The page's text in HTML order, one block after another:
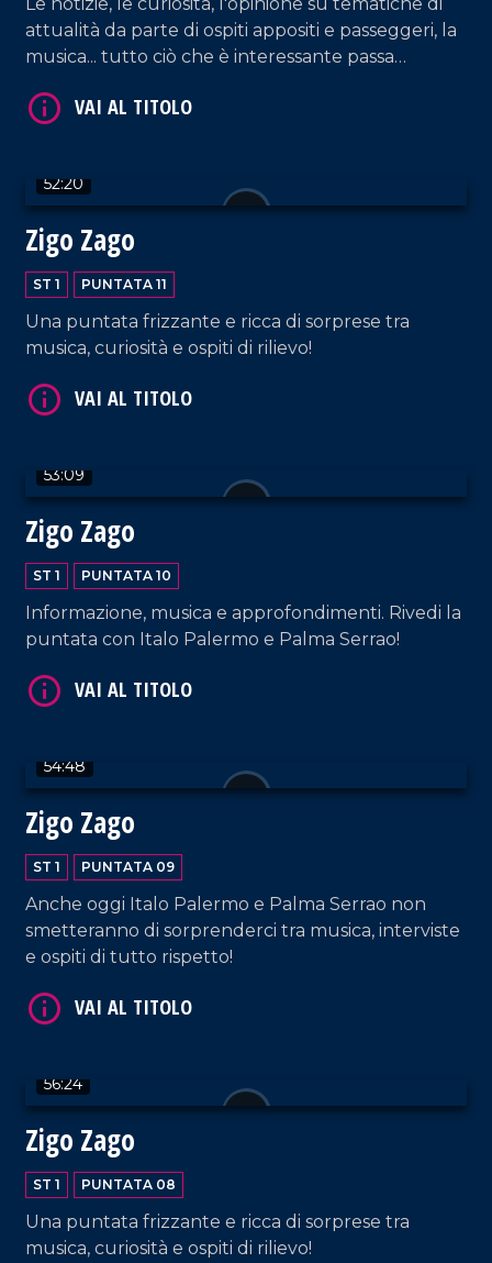
attualità da parte di ospiti appositi e passeggeri, la
musica... tutto ciò che è interessante passa
52:20
Zigo Zago
ST 1 PUNTATA 11
Una puntata frizzante e ricca di sorprese tra
musica, curiosità e ospiti di rilievo!
53:09
Zigo Zago
ST 1 PUNTATA 10
Informazione, musica e approfondimenti. Rivedi la
puntata con Italo Palermo e Palma Serrao!
54:48
Zigo Zago
ST 1 PUNTATA 09
Anche oggi Italo Palermo e Palma Serrao non
smetteranno di sorprenderci tra musica, interviste
e ospiti di tutto rispetto!
56:24
Zigo Zago
ST 1 PUNTATA 08
Una puntata frizzante e ricca di sorprese tra
musica, curiosità e ospiti di rilievo!
VAI AL TITOLO
VAI AL TITOLO